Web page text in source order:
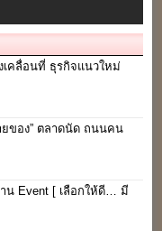
เคลื่อนที่ ธุรกิจแนวใหม่
ยของ” ตลาดนัด ถนนคน
น Event [ เลือกให้ดี… มี